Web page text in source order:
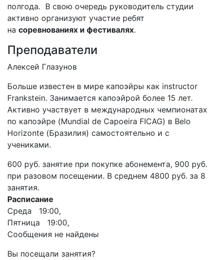
полгода. В свою очередь руководитель студии
активно организуют участие ребят
на соревнованиях и фестивалях.
Преподаватели
Алексей Глазунов
Больше известен в мире капоэйры как instructor
Frankstein. Занимается капоэйрой более 15 лет.
Активно участвует в международных чемпионатах
по капоэйре (Mundial de Capoeira FICAG) в Belo
Horizonte (Бразилия) самостоятельно и с
учениками.
600 руб. занятие при покупке абонемента, 900 руб.
при разовом посещении. В среднем 4800 руб. за 8
занятия.
Расписание
Среда 19:00,
Пятница 19:00,
Сообщения не найдены
Вы посещали занятия?